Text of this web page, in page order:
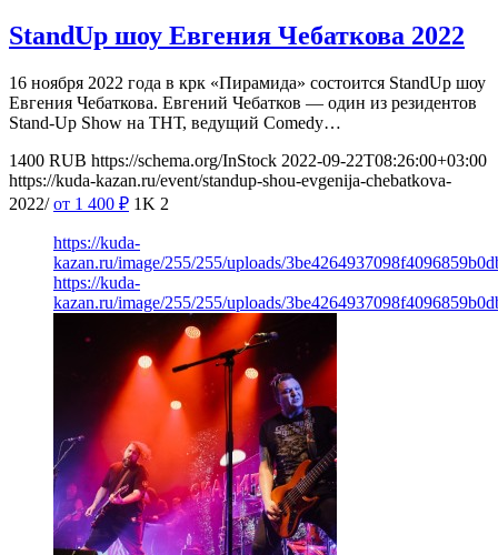
StandUp шоу Евгения Чебаткова 2022
16 ноября 2022 года в крк «Пирамида» состоится StandUp шоу
Евгения Чебаткова. Евгений Чебатков — один из резидентов
Stand-Up Show на ТНТ, ведущий Comedy…
1400 RUB https://schema.org/InStock 2022-09-22T08:26:00+03:00
https://kuda-kazan.ru/event/standup-shou-evgenija-chebatkova-
2022/ от 1 400 ₽ 1K 2
https://kuda-
kazan.ru/image/255/255/uploads/
https://kuda-
kazan.ru/image/255/255/uploads/